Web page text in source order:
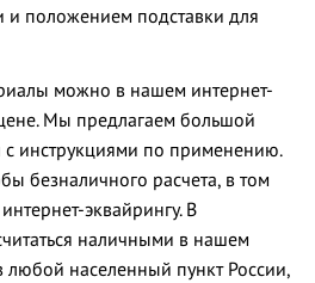
и положением подставки для
можно в нашем интернет-
Мы предлагаем большой
с инструкциями по применению.
безналичного расчета, в том
эквайрингу. В
наличными в нашем
любой населенный пункт России,